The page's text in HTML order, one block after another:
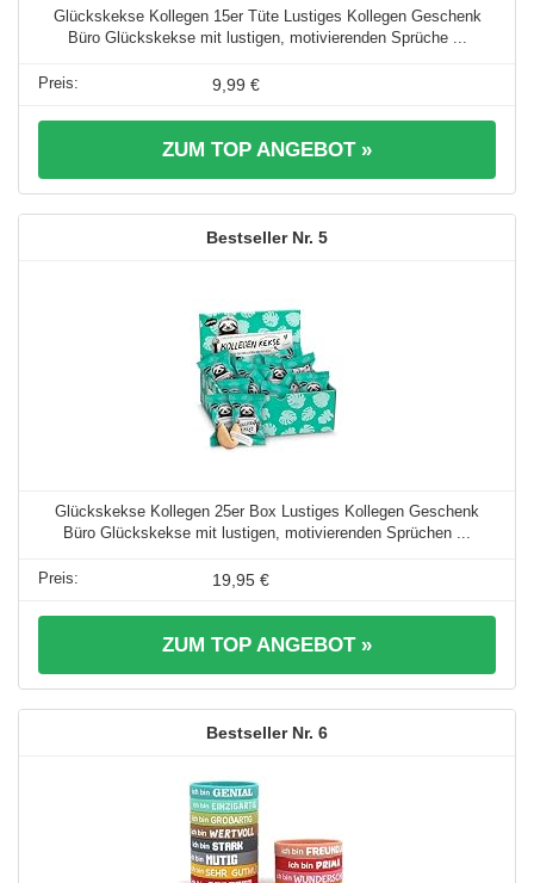
Glückskekse Kollegen 15er Tüte Lustiges Kollegen Geschenk
Büro Glückskekse mit lustigen, motivierenden Sprüche ...
9,99 €
ZUM TOP ANGEBOT »
5
Glückskekse Kollegen 25er Box Lustiges Kollegen Geschenk
Büro Glückskekse mit lustigen, motivierenden Sprüchen ...
19,95 €
ZUM TOP ANGEBOT »
6